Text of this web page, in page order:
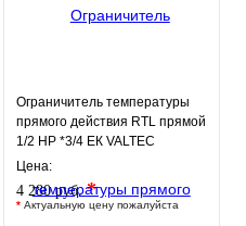
Ограничитель температуры
прямого действия RTL прямой
1/2 НР *3/4 ЕК VALTEC
Цена:
4 280 руб.*
* Актуальную цену пожалуйста